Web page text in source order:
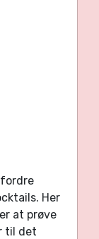
Her
at prøve
til det